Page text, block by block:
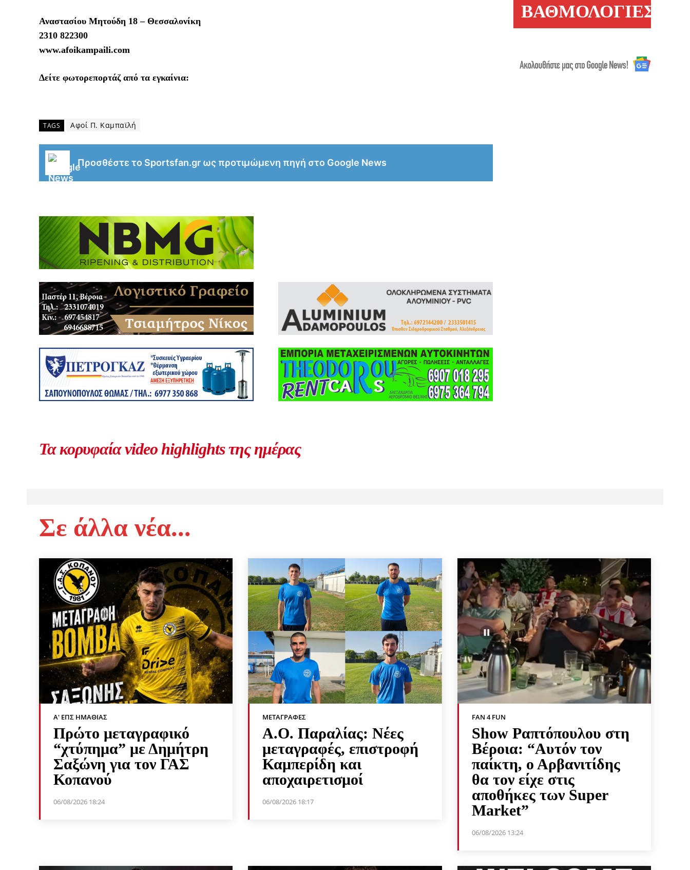
Αναστασίου Μητούδη 18 – Θεσσαλονίκη
2310 822300
www.afoikampaili.com
Δείτε φωτορεπορτάζ από τα εγκαίνια:
TAGS Αφοί Π. Καμπαϊλή
Προσθέστε το Sportsfan.gr ως προτιμώμενη πηγή στο Google News
Τα κορυφαία video highlights της ημέρας
ΒΑΘΜΟΛΟΓΙΕΣ
Σε άλλα νέα...
Α' ΕΠΣ ΗΜΑΘΊΑΣ
Πρώτο μεταγραφικό
“χτύπημα” με Δημήτρη
Σαξώνη για τον ΓΑΣ
Κοπανού
06/08/2026 18:24
ΜΕΤΑΓΡΑΦΈΣ
Α.Ο. Παραλίας: Νέες
μεταγραφές, επιστροφή
Καμπερίδη και
αποχαιρετισμοί
06/08/2026 18:17
FAN 4 FUN
Show Ραπτόπουλου στη
Βέροια: “Αυτόν τον
παίκτη, ο Αρβανιτίδης
θα τον είχε στις
αποθήκες των Super
Market”
06/08/2026 13:24